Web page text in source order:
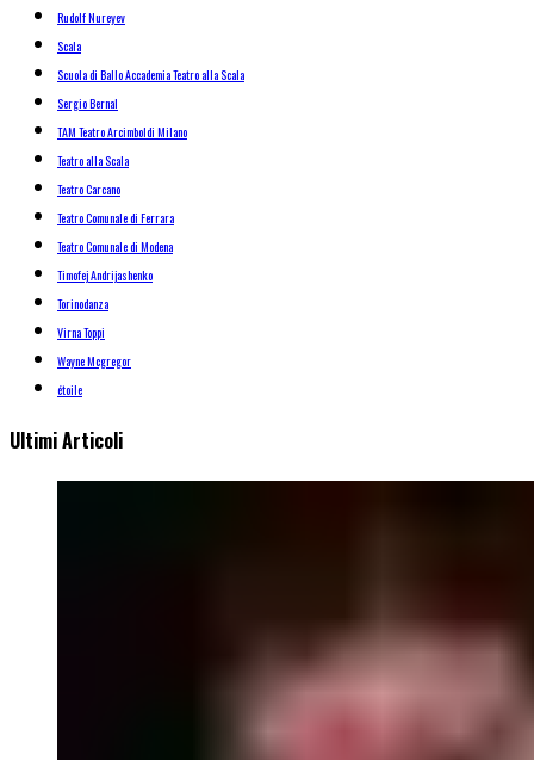
Rudolf Nureyev
Scala
Scuola di Ballo Accademia Teatro alla Scala
Sergio Bernal
TAM Teatro Arcimboldi Milano
Teatro alla Scala
Teatro Carcano
Teatro Comunale di Ferrara
Teatro Comunale di Modena
Timofej Andrijashenko
Torinodanza
Virna Toppi
Wayne Mcgregor
étoile
Ultimi Articoli